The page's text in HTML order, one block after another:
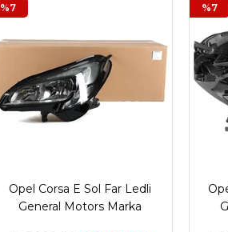
Opel Corsa E Sol Far Ledli
General Motors Marka
%7 %7